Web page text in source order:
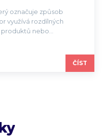
označuje způsob
využívá rozdílných
nebo...
ČÍST